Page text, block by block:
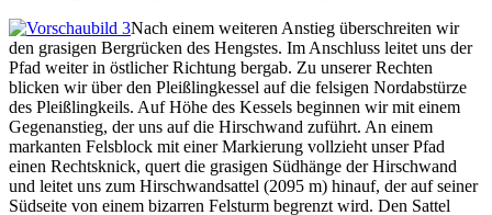
Nach einem weiteren Anstieg überschreiten wir
den grasigen Bergrücken des Hengstes. Im Anschluss leitet uns der
Pfad weiter in östlicher Richtung bergab. Zu unserer Rechten
blicken wir über den Pleißlingkessel auf die felsigen Nordabstürze
des Pleißlingkeils. Auf Höhe des Kessels beginnen wir mit einem
Gegenanstieg, der uns auf die Hirschwand zuführt. An einem
markanten Felsblock mit einer Markierung vollzieht unser Pfad
einen Rechtsknick, quert die grasigen Südhänge der Hirschwand
und leitet uns zum Hirschwandsattel (2095 m) hinauf, der auf seiner
Südseite von einem bizarren Felsturm begrenzt wird. Den Sattel